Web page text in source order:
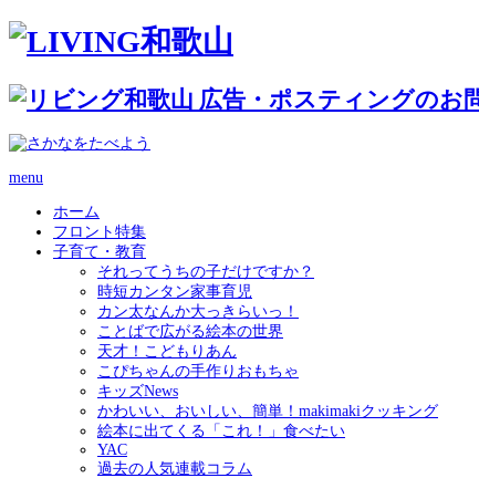
menu
ホーム
フロント特集
子育て・教育
それってうちの子だけですか？
時短カンタン家事育児
カン太なんか大っきらいっ！
ことばで広がる絵本の世界
天才！こどもりあん
こぴちゃんの手作りおもちゃ
キッズNews
かわいい、おいしい、簡単！makimakiクッキング
絵本に出てくる「これ！」食べたい
YAC
過去の人気連載コラム